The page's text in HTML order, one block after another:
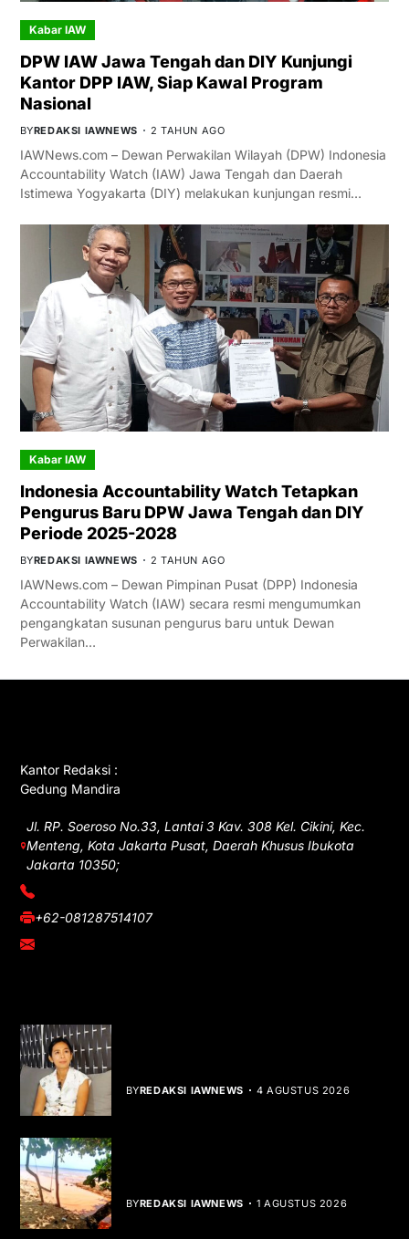
Kabar IAW
DPW IAW Jawa Tengah dan DIY Kunjungi
Kantor DPP IAW, Siap Kawal Program
Nasional
BYREDAKSI IAWNEWS 2 TAHUN AGO
IAWNews.com – Dewan Perwakilan Wilayah (DPW) Indonesia
Accountability Watch (IAW) Jawa Tengah dan Daerah
Istimewa Yogyakarta (DIY) melakukan kunjungan resmi…
Kabar IAW
Indonesia Accountability Watch Tetapkan
Pengurus Baru DPW Jawa Tengah dan DIY
Periode 2025-2028
BYREDAKSI IAWNEWS 2 TAHUN AGO
IAWNews.com – Dewan Pimpinan Pusat (DPP) Indonesia
Accountability Watch (IAW) secara resmi mengumumkan
pengangkatan susunan pengurus baru untuk Dewan
Perwakilan…
Kantor Redaksi :
Gedung Mandira
Jl. RP. Soeroso No.33, Lantai 3 Kav. 308 Kel. Cikini, Kec.
Menteng, Kota Jakarta Pusat, Daerah Khusus Ibukota
Jakarta 10350;
(021) 3908026
+62-081287514107
adm@iawnews.com
BYREDAKSI IAWNEWS 4 AGUSTUS 2026
BYREDAKSI IAWNEWS 1 AGUSTUS 2026